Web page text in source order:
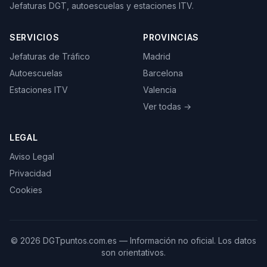
Jefaturas DGT, autoescuelas y estaciones ITV.
SERVICIOS
Jefaturas de Tráfico
Autoescuelas
Estaciones ITV
PROVINCIAS
Madrid
Barcelona
Valencia
Ver todas →
LEGAL
Aviso Legal
Privacidad
Cookies
© 2026 DGTpuntos.com.es — Información no oficial. Los datos
son orientativos.